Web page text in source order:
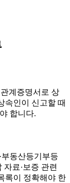
계증명서로 상
속인이 신고할 때
합니다.
동산등기부등
자료·보증 관련
록이 정확해야 한